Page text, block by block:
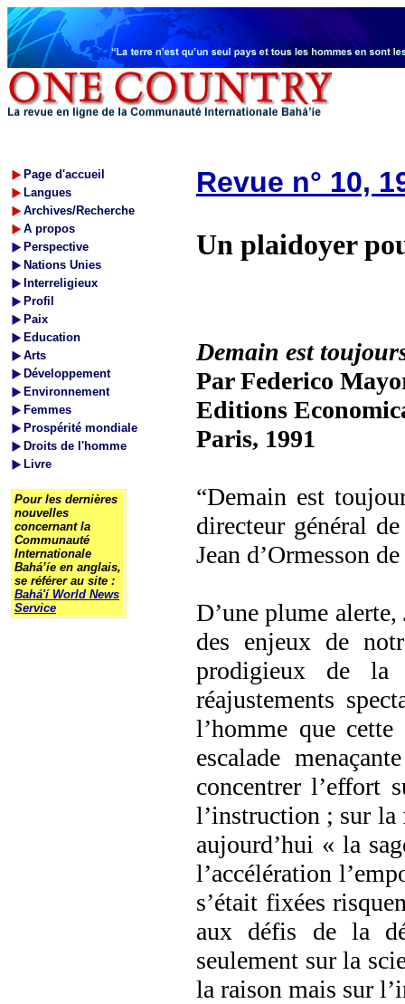
Page d'accueil
Langues
Archives/Recherche
A propos
Perspective
Nations Unies
Interreligieux
Profil
Paix
Education
Arts
Développement
Environnement
Femmes
Prospérité mondiale
Droits de l'homme
Livre
Pour les dernières
nouvelles
concernant la
Communauté
Internationale
Bahá’íe en anglais,
se référer au site :
Bahá'í World News
Service
Revue n° 10,
Un plaidoyer
Demain est
Par Federico
Editions
Paris, 1991
“Demain est
directeur général
Jean d’Ormesson
D’une plume alerte,
des enjeux de
prodigieux de
réajustements
l’homme que
escalade
concentrer l’effort
l’instruction ; sur
aujourd’hui « la
l’accélération
s’était fixées
aux défis de la
seulement sur la
la raison mais sur